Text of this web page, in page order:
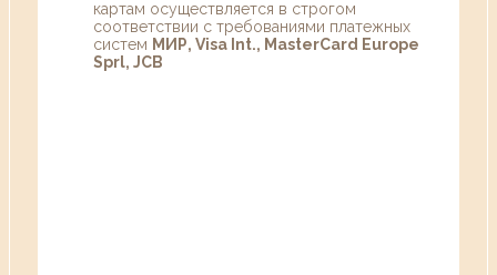
картам осуществляется в строгом
соответствии с требованиями платежных
систем МИР, Visa Int., MasterCard Europe
Sprl, JCB